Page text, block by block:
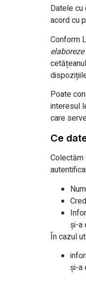
Datele
acord cu
Conform
Poate
interesul
care
Ce
Colectăm
și-a
În cazul
și-a